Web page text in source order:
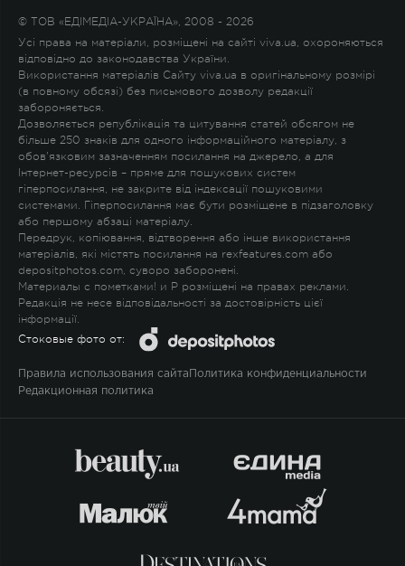
© ТОВ «ЕДІМЕДІА-УКРАЇНА», 2008 - 2026
Усі права на матеріали, розміщені на сайті viva.ua, охороняються
відповідно до законодавства України.
Використання матеріалів Сайту viva.ua в оригінальному розмірі
(в повному обсязі) без письмового дозволу редакції
забороняється.
Дозволяється републікація та цитування статей обсягом не
більше 250 знаків для одного інформаційного матеріалу, з
обов'язковим зазначенням посилання на джерело, а для
Інтернет-ресурсів – пряме для пошукових систем
гіперпосилання, не закрите від індексації пошуковими
системами. Гіперпосилання має бути розміщене в підзаголовку
або першому абзаці матеріалу.
Передрук, копіювання, відтворення або інше використання
матеріалів, які містять посилання на rexfeatures.com або
depositphotos.com, суворо заборонені.
Материалы с пометками! и P розміщені на правах реклами.
Редакція не несе відповідальності за достовірність цієї
інформації.
Стоковые фото от:
Правила использования сайта Политика конфиденциальности
Редакционная политика